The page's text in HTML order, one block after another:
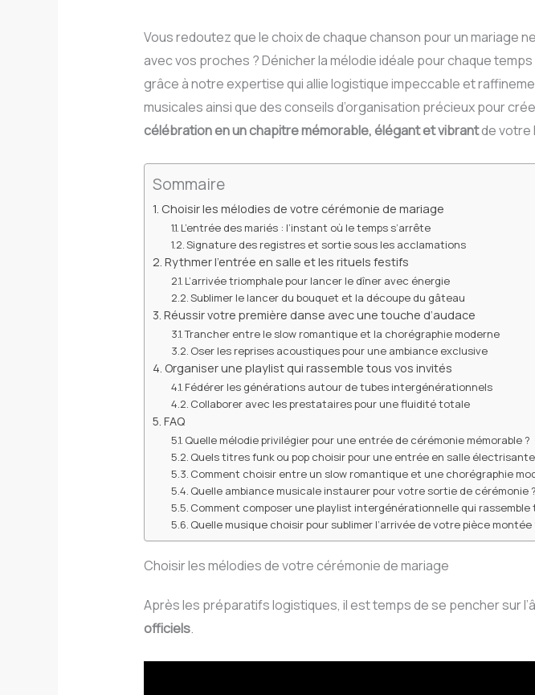
Vous redoutez que le choix de chaque chanson pour un mariage
avec vos proches ? Dénicher la mélodie idéale pour chaque
grâce à notre expertise qui allie logistique impeccable et
musicales ainsi que des conseils d’organisation précieux pour
célébration en un chapitre mémorable, élégant et vibrantde votre
Sommaire
Choisir les mélodies de votre cérémonie de mariage
L’entrée des mariés : l’instant où le temps s’arrête
Signature des registres et sortie sous les acclamations
Rythmer l’entrée en salle et les rituels festifs
L’arrivée triomphale pour lancer le dîner avec énergie
Sublimer le lancer du bouquet et la découpe du gâteau
Réussir votre première danse avec une touche d’audace
Trancher entre le slow romantique et la chorégraphie moderne
Oser les reprises acoustiques pour une ambiance exclusive
Organiser une playlist qui rassemble tous vos invités
Fédérer les générations autour de tubes intergénérationnels
Collaborer avec les prestataires pour une fluidité totale
FAQ
Quelle mélodie privilégier pour une entrée de cérémonie mémorable ?
Quels titres funk ou pop choisir pour une entrée en salle
Comment choisir entre un slow romantique et une chorégraphie
Quelle ambiance musicale instaurer pour votre sortie de cérémonie ?
Comment composer une playlist intergénérationnelle qui rassemble
Quelle musique choisir pour sublimer l’arrivée de votre pièce montée
Choisir les mélodies de votre cérémonie de mariage
Après les préparatifs logistiques, il est temps de se pencher sur
officiels.